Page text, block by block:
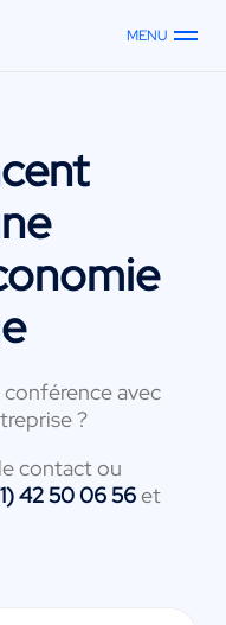
MENU
avec
?
contact ou
42 50 06 56et